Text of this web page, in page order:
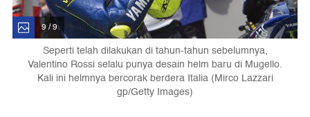
9 / 9
Seperti telah dilakukan di tahun-tahun sebelumnya,
Valentino Rossi selalu punya desain helm baru di Mugello.
Kali ini helmnya bercorak berdera Italia (Mirco Lazzari
gp/Getty Images)